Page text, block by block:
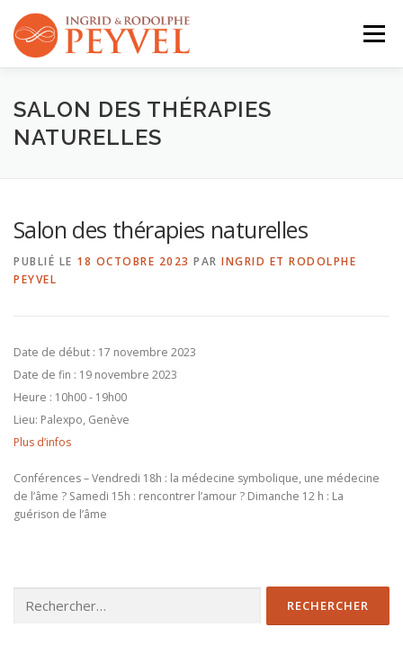
contenu
Menu
QUI SOMMES-NOUS ? ACTIVITÉS
SALON DES THÉRAPIES
NATURELLES
Salon des thérapies naturelles
PUBLIÉ LE 18 OCTOBRE 2023 PAR INGRID ET RODOLPHE
PEYVEL
Date de début : 17 novembre 2023
Date de fin : 19 novembre 2023
Heure : 10h00 - 19h00
Lieu: Palexpo, Genève
Plus d’infos
Conférences – Vendredi 18h : la médecine symbolique, une médecine
de l’âme ? Samedi 15h : rencontrer l’amour ? Dimanche 12 h : La
guérison de l’âme